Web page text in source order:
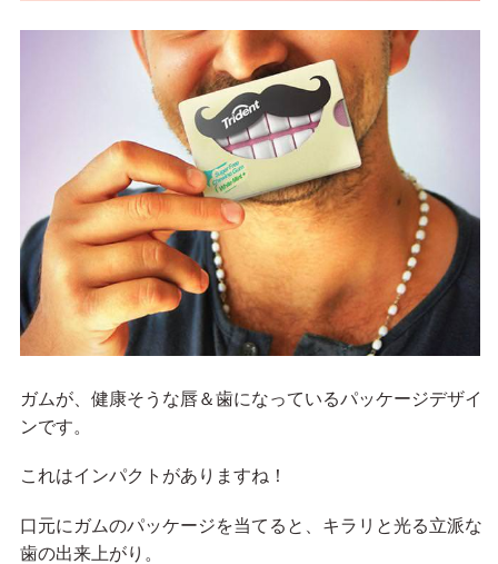
ガムが、健康そうな唇＆歯になっているパッケージデザイ
ンです。
これはインパクトがありますね！
口元にガムのパッケージを当てると、キラリと光る立派な
歯の出来上がり。